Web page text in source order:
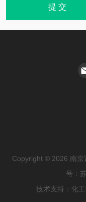
Copyright © 2026 南
号：
技术支持： 化